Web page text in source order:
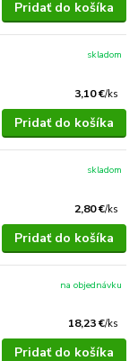
Pridať do košíka
3,10 €/ks
skladom
Pridať do košíka
2,80 €/ks
skladom
Pridať do košíka
18,23 €/ks
na objednávku
Pridať do košíka